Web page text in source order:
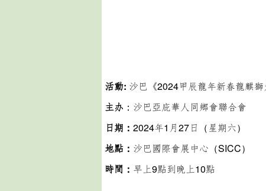
活動: 沙巴《2024甲辰龍年新春龍麒獅
主办 ：沙巴亞庇華人同鄉會聯合會
日期： 2024年1月27日（星期六）
地點： 沙巴國際會展中心（SICC）
時間： 早上9點到晚上10點